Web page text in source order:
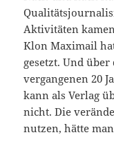
Aktivitäten
Klon Maximail
gesetzt. Und
vergangenen 20
kann als Verlag
nicht. Die
nutzen, hätte